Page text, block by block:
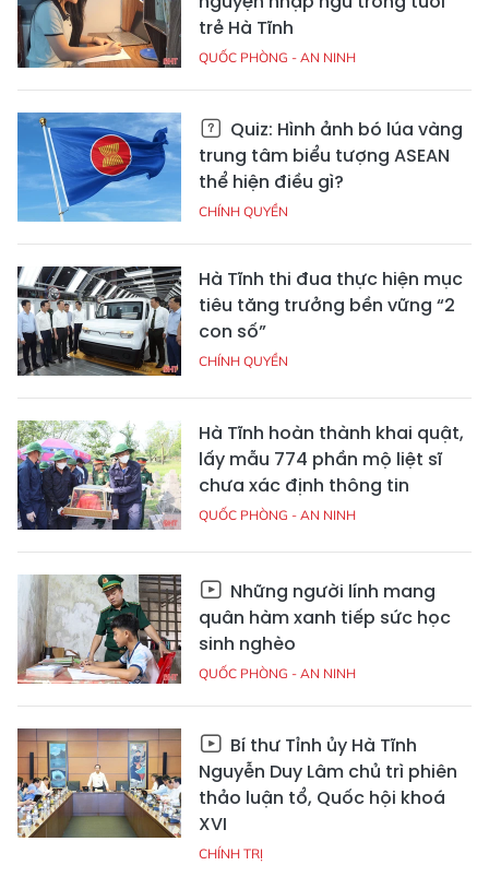
trẻ Hà Tĩnh
QUỐC PHÒNG - AN NINH
Quiz: Hình ảnh bó lúa vàng
trung tâm biểu tượng ASEAN
thể hiện điều gì?
CHÍNH QUYỀN
Hà Tĩnh thi đua thực hiện mục
tiêu tăng trưởng bền vững “2
con số”
CHÍNH QUYỀN
Hà Tĩnh hoàn thành khai quật,
lấy mẫu 774 phần mộ liệt sĩ
chưa xác định thông tin
QUỐC PHÒNG - AN NINH
Những người lính mang
quân hàm xanh tiếp sức học
sinh nghèo
QUỐC PHÒNG - AN NINH
Bí thư Tỉnh ủy Hà Tĩnh
Nguyễn Duy Lâm chủ trì phiên
thảo luận tổ, Quốc hội khoá
XVI
CHÍNH TRỊ